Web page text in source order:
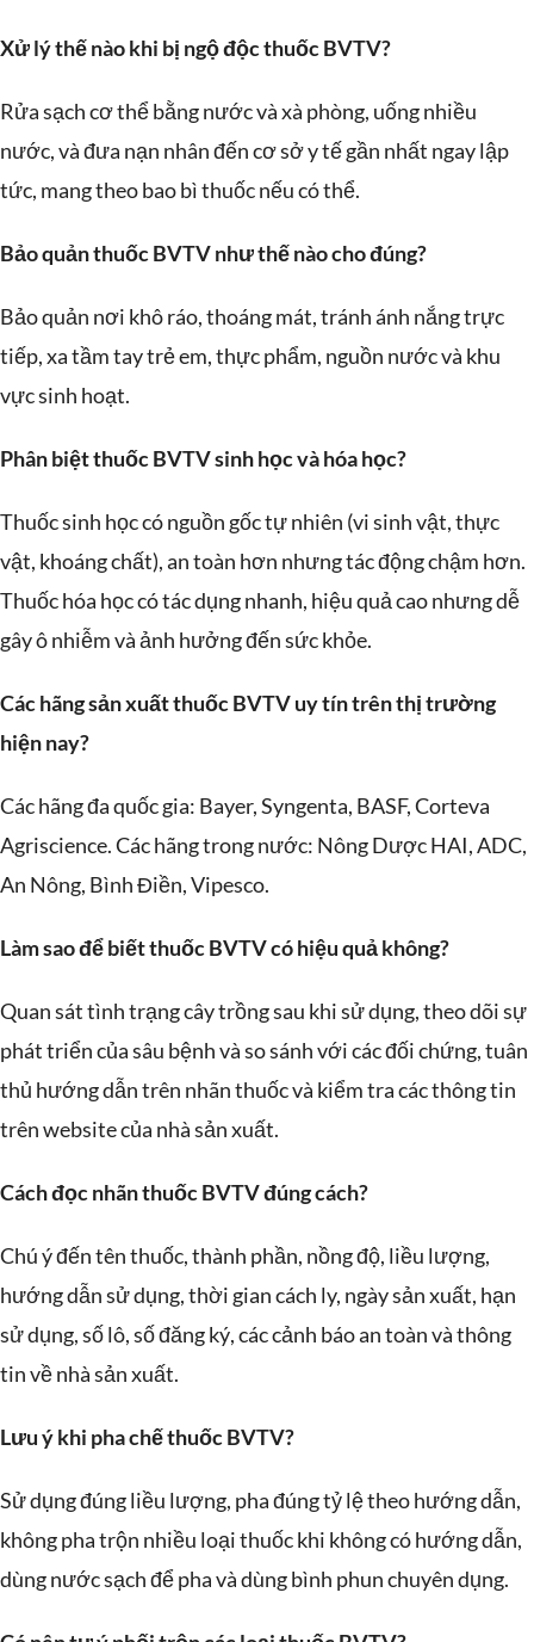
Xử lý thế nào khi bị ngộ độc thuốc BVTV?
Rửa sạch cơ thể bằng nước và xà phòng, uống nhiều
nước, và đưa nạn nhân đến cơ sở y tế gần nhất ngay lập
tức, mang theo bao bì thuốc nếu có thể.
Bảo quản thuốc BVTV như thế nào cho đúng?
Bảo quản nơi khô ráo, thoáng mát, tránh ánh nắng trực
tiếp, xa tầm tay trẻ em, thực phẩm, nguồn nước và khu
vực sinh hoạt.
Phân biệt thuốc BVTV sinh học và hóa học?
Thuốc sinh học có nguồn gốc tự nhiên (vi sinh vật, thực
vật, khoáng chất), an toàn hơn nhưng tác động chậm hơn.
Thuốc hóa học có tác dụng nhanh, hiệu quả cao nhưng dễ
gây ô nhiễm và ảnh hưởng đến sức khỏe.
Các hãng sản xuất thuốc BVTV uy tín trên thị trường
hiện nay?
Các hãng đa quốc gia: Bayer, Syngenta, BASF, Corteva
Agriscience.Các hãng trong nước: Nông Dược HAI, ADC,
An Nông, Bình Điền, Vipesco.
Làm sao để biết thuốc BVTV có hiệu quả không?
Quan sát tình trạng cây trồng sau khi sử dụng, theo dõi sự
phát triển của sâu bệnh và so sánh với các đối chứng, tuân
thủ hướng dẫn trên nhãn thuốc và kiểm tra các thông tin
trên website của nhà sản xuất.
Cách đọc nhãn thuốc BVTV đúng cách?
Chú ý đến tên thuốc, thành phần, nồng độ, liều lượng,
hướng dẫn sử dụng, thời gian cách ly, ngày sản xuất, hạn
sử dụng, số lô, số đăng ký, các cảnh báo an toàn và thông
tin về nhà sản xuất.
Lưu ý khi pha chế thuốc BVTV?
Sử dụng đúng liều lượng, pha đúng tỷ lệ theo hướng dẫn,
không pha trộn nhiều loại thuốc khi không có hướng dẫn,
dùng nước sạch để pha và dùng bình phun chuyên dụng.